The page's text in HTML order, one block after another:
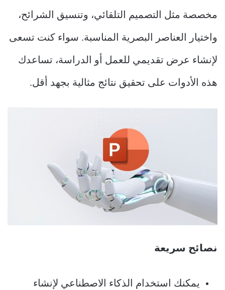
مخصصة مثل التصميم التلقائي، وتنسيق الشرائح،
واختيار العناصر البصرية المناسبة. سواء كنت تسعى
لإنشاء عرض تقديمي للعمل أو الدراسة، تساعدك
هذه الأدوات على تحقيق نتائج مثالية بجهد أقل.
نصائح سريعة
يمكنك استخدام الذكاء الاصطناعي لإنشاء